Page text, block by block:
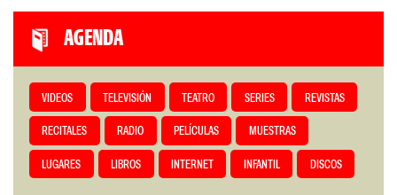
AGENDA
VIDEOS TELEVISIÓN TEATRO SERIES REVISTAS
RECITALES RADIO PELÍCULAS MUESTRAS
LUGARES LIBROS INTERNET INFANTIL DISCOS